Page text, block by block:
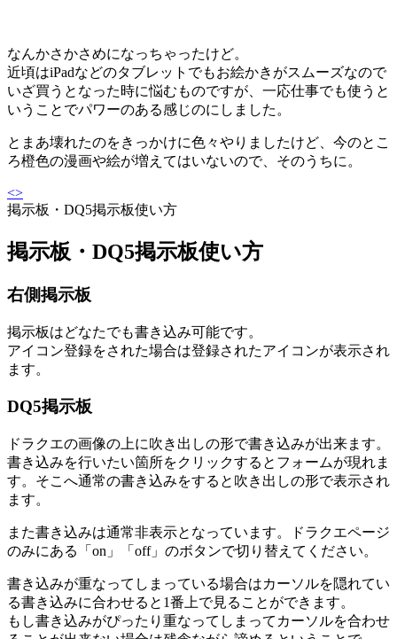
なんかさかさめになっちゃったけど。
近頃はiPadなどのタブレットでもお絵かきがスムーズなので
いざ買うとなった時に悩むものですが、一応仕事でも使うと
いうことでパワーのある感じのにしました。
とまあ壊れたのをきっかけに色々やりましたけど、今のとこ
ろ橙色の漫画や絵が増えてはいないので、そのうちに。
<>
掲示板・DQ5掲示板使い方
掲示板・DQ5掲示板使い方
右側掲示板
掲示板はどなたでも書き込み可能です。
アイコン登録をされた場合は登録されたアイコンが表示され
ます。
DQ5掲示板
ドラクエの画像の上に吹き出しの形で書き込みが出来ます。
書き込みを行いたい箇所をクリックするとフォームが現れま
す。そこへ通常の書き込みをすると吹き出しの形で表示され
ます。
また書き込みは通常非表示となっています。ドラクエページ
のみにある「on」「off」のボタンで切り替えてください。
書き込みが重なってしまっている場合はカーソルを隠れてい
る書き込みに合わせると1番上で見ることができます。
もし書き込みがぴったり重なってしまってカーソルを合わせ